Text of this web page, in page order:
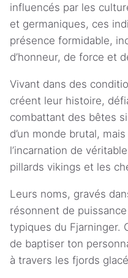
influencés par les
et germaniques, ces
présence formidable,
d’honneur, de force et
Vivant dans des
créent leur histoire,
combattant des bêtes
d’un monde brutal,
l’incarnation de
pillards vikings et les
Leurs noms, gravés
résonnent de
typiques du Fjarninger.
de baptiser ton
à travers les fjords